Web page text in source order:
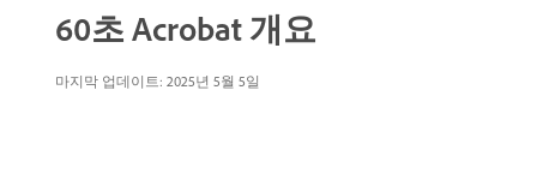
60초 Acrobat 개요
마지막 업데이트: 2025년 5월 5일